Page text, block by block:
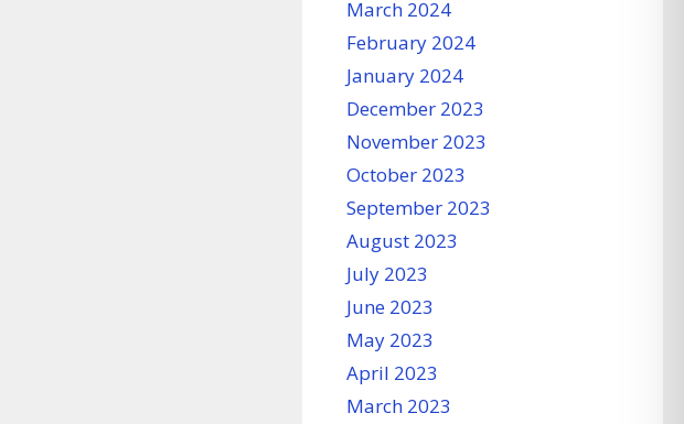
March 2024
February 2024
January 2024
December 2023
November 2023
October 2023
September 2023
August 2023
July 2023
June 2023
May 2023
April 2023
March 2023